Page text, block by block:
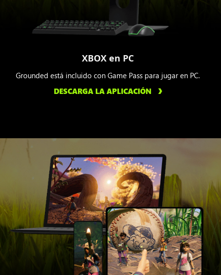
XBOX en PC
Grounded está incluido con Game Pass para jugar en PC.
DESCARGA LA APLICACIÓN